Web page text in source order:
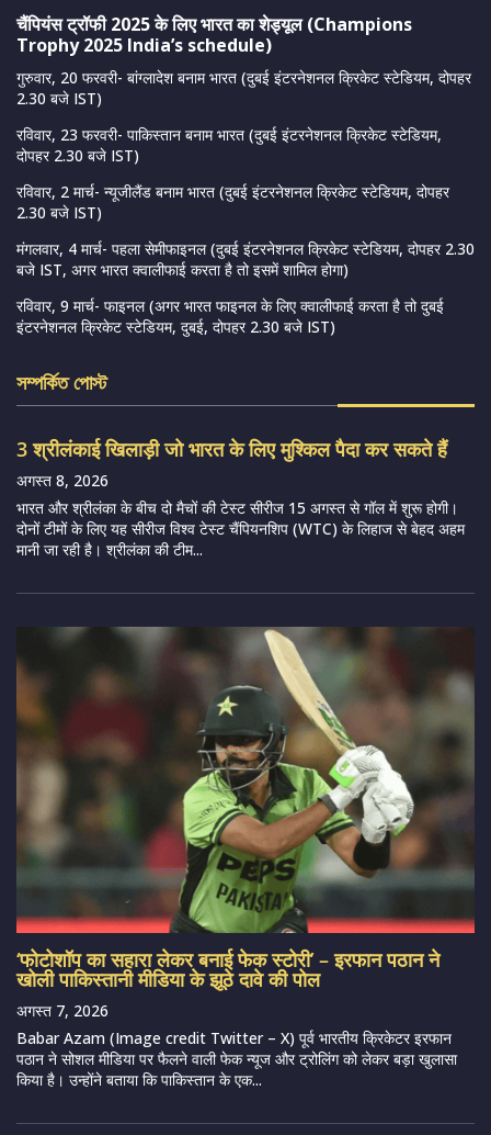
चैंपियंस ट्रॉफी 2025 के लिए भारत का शेड्यूल (Champions
Trophy 2025 India’s schedule)
गुरुवार, 20 फरवरी- बांग्लादेश बनाम भारत (दुबई इंटरनेशनल क्रिकेट स्टेडियम, दोपहर
2.30 बजे IST)
रविवार, 23 फरवरी- पाकिस्तान बनाम भारत (दुबई इंटरनेशनल क्रिकेट स्टेडियम,
दोपहर 2.30 बजे IST)
रविवार, 2 मार्च- न्यूजीलैंड बनाम भारत (दुबई इंटरनेशनल क्रिकेट स्टेडियम, दोपहर
2.30 बजे IST)
मंगलवार, 4 मार्च- पहला सेमीफाइनल (दुबई इंटरनेशनल क्रिकेट स्टेडियम, दोपहर 2.30
बजे IST, अगर भारत क्वालीफाई करता है तो इसमें शामिल होगा)
रविवार, 9 मार्च- फाइनल (अगर भारत फाइनल के लिए क्वालीफाई करता है तो दुबई
इंटरनेशनल क्रिकेट स्टेडियम, दुबई, दोपहर 2.30 बजे IST)
সম্পর্কিত পোস্ট
3 श्रीलंकाई खिलाड़ी जो भारत के लिए मुश्किल पैदा कर सकते हैं
अगस्त 8, 2026
भारत और श्रीलंका के बीच दो मैचों की टेस्ट सीरीज 15 अगस्त से गॉल में शुरू होगी।
दोनों टीमों के लिए यह सीरीज विश्व टेस्ट चैंपियनशिप (WTC) के लिहाज से बेहद अहम
मानी जा रही है। श्रीलंका की टीम...
‘फोटोशॉप का सहारा लेकर बनाई फेक स्टोरी’ – इरफान पठान ने
खोली पाकिस्तानी मीडिया के झूठे दावे की पोल
अगस्त 7, 2026
Babar Azam (Image credit Twitter – X) पूर्व भारतीय क्रिकेटर इरफान
पठान ने सोशल मीडिया पर फैलने वाली फेक न्यूज और ट्रोलिंग को लेकर बड़ा खुलासा
किया है। उन्होंने बताया कि पाकिस्तान के एक...